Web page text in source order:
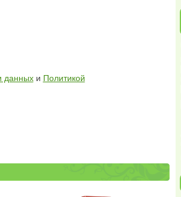
данныхи Политикой